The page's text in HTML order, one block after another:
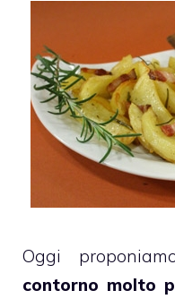
Oggi
contorno molto